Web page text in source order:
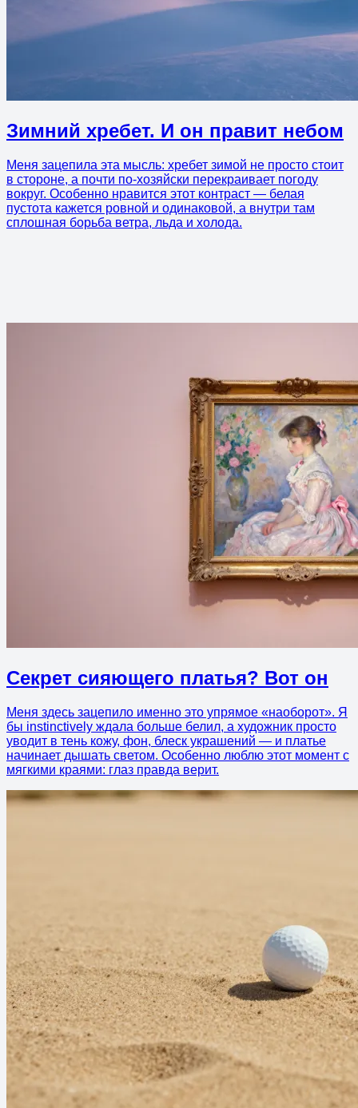
Зимний хребет. И он правит небом
Меня зацепила эта мысль: хребет зимой не просто стоит
в стороне, а почти по-хозяйски перекраивает погоду
вокруг. Особенно нравится этот контраст — белая
пустота кажется ровной и одинаковой, а внутри там
сплошная борьба ветра, льда и холода.
Секрет сияющего платья? Вот он
Меня здесь зацепило именно это упрямое «наоборот». Я
бы instinctively ждала больше белил, а художник просто
уводит в тень кожу, фон, блеск украшений — и платье
начинает дышать светом. Особенно люблю этот момент с
мягкими краями: глаз правда верит.